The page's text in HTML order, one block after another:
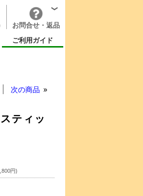
お問合せ・返品
ご利用ガイド
次の商品
ティッ
円)